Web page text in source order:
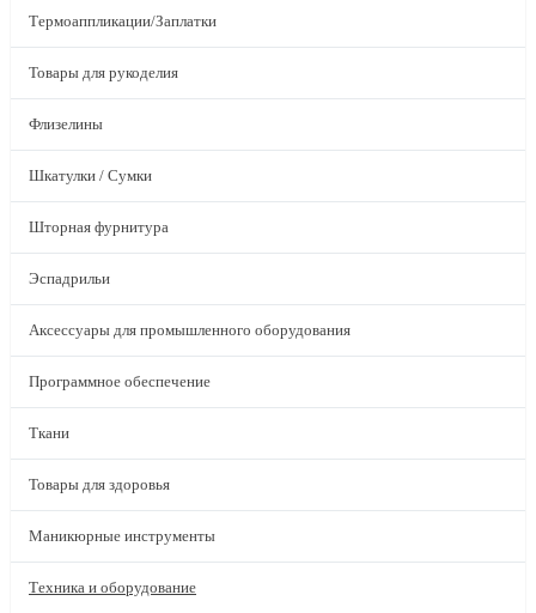
Термоаппликации/Заплатки
Товары для рукоделия
Флизелины
Шкатулки / Сумки
Шторная фурнитура
Эспадрильи
Аксессуары для промышленного оборудования
Программное обеспечение
Ткани
Товары для здоровья
Маникюрные инструменты
Техника и оборудование